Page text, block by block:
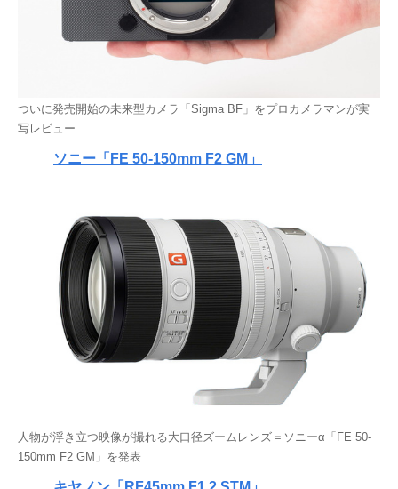
ついに発売開始の未来型カメラ「Sigma BF」をプロカメラマンが実
写レビュー
ソニー「FE 50-150mm F2 GM」
人物が浮き立つ映像が撮れる大口径ズームレンズ＝ソニーα「FE 50-
150mm F2 GM」を発表